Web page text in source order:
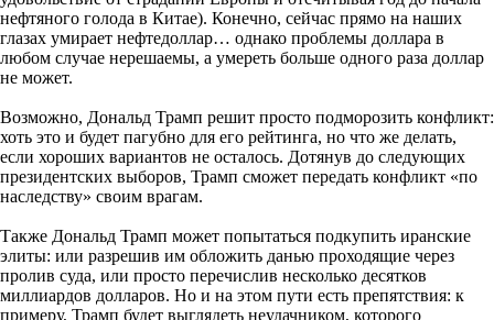
нефтяного голода в Китае). Конечно, сейчас прямо на наших
глазах умирает нефтедоллар… однако проблемы доллара в
любом случае нерешаемы, а умереть больше одного раза доллар
не может.
Возможно, Дональд Трамп решит просто подморозить конфликт:
хоть это и будет пагубно для его рейтинга, но что же делать,
если хороших вариантов не осталось. Дотянув до следующих
президентских выборов, Трамп сможет передать конфликт «по
наследству» своим врагам.
Также Дональд Трамп может попытаться подкупить иранские
элиты: или разрешив им обложить данью проходящие через
пролив суда, или просто перечислив несколько десятков
миллиардов долларов. Но и на этом пути есть препятствия: к
примеру, Трамп будет выглядеть неудачником, которого